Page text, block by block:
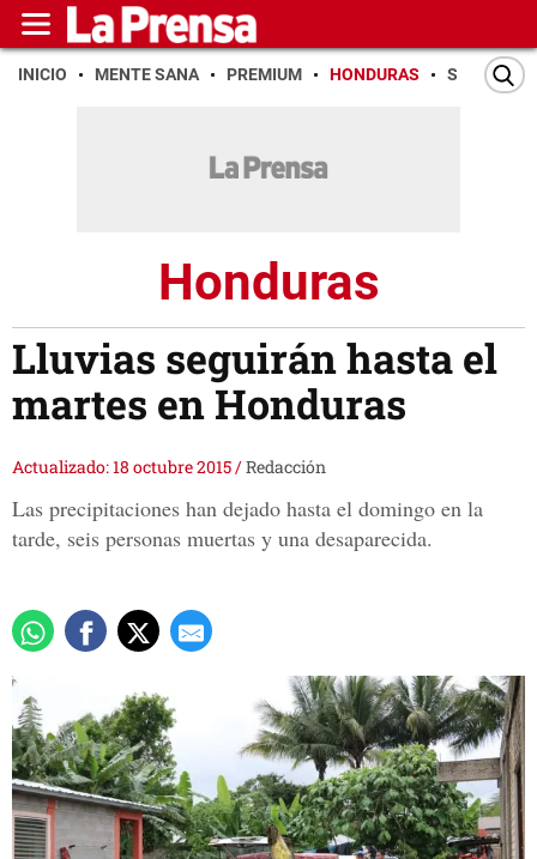
INICIO MENTE SANA PREMIUM HONDURAS SAN PEDRO
Honduras
Lluvias seguirán hasta el
martes en Honduras
Actualizado: 18 octubre 2015/Redacción
Las precipitaciones han dejado hasta el domingo en la
tarde, seis personas muertas y una desaparecida.